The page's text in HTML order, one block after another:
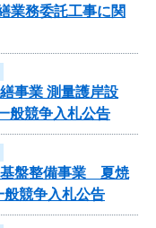
業務委託工事に関
事業 測量護岸設
般競争入札公告
基盤整備事業 夏焼
競争入札公告